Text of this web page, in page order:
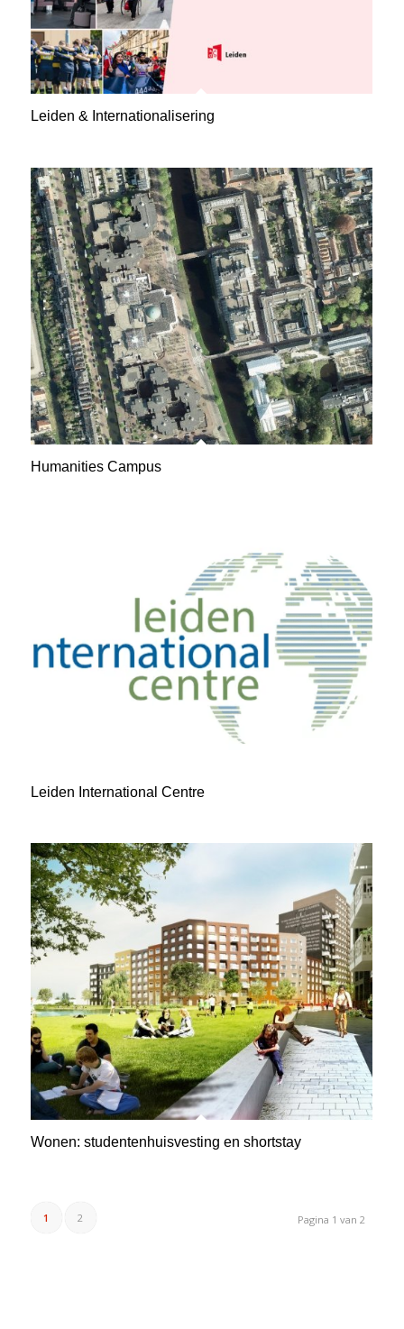
Leiden & Internationalisering
Humanities Campus
Leiden International Centre
Wonen: studenten­huis­vesting en shortstay
Pagina 1 van 2
1 2